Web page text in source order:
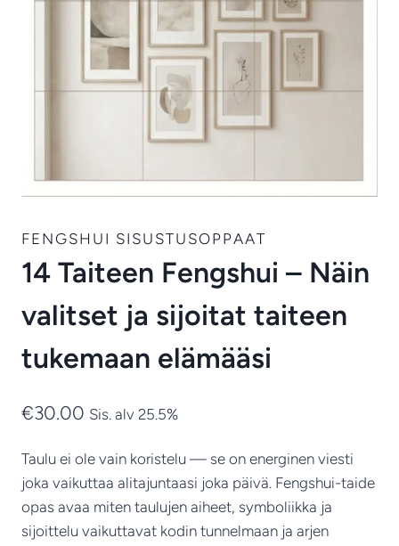
FENGSHUI SISUSTUSOPPAAT
14 Taiteen Fengshui – Näin
valitset ja sijoitat taiteen
tukemaan elämääsi
€30.00 Sis. alv 25.5%
Taulu ei ole vain koristelu — se on energinen viesti
joka vaikuttaa alitajuntaasi joka päivä. Fengshui-taide
opas avaa miten taulujen aiheet, symboliikka ja
sijoittelu vaikuttavat kodin tunnelmaan ja arjen